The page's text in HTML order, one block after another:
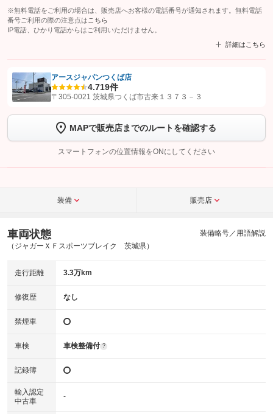
※無料電話をご利用の場合は、販売店へお客様の電話番号が通知されます。無料電話
番号ご利用の際の注意点は こちら
IP電話、ひかり電話からはご利用いただけません。
詳細はこちら
【STEP1】認証画面でグーネットを友だち追加してから「許可する」ボタンを押
トーク画面で
ボタンをタップして問い合わせを
完了してください。
こちら
アースジャパンつくば店
4.719件
〒305-0021 茨城県つくば市古来１３７３－３
MAPで販売店までのルートを確認する
スマートフォンの位置情報をONにしてください
装備 販売店
車両状態
（ジャガーＸＦスポーツブレイク 茨城県）
装備略号／用語解説
走行距離 3.3万km
修復歴 なし
禁煙車
車検 車検整備付 ?
記録簿
輸入認定
中古車
-